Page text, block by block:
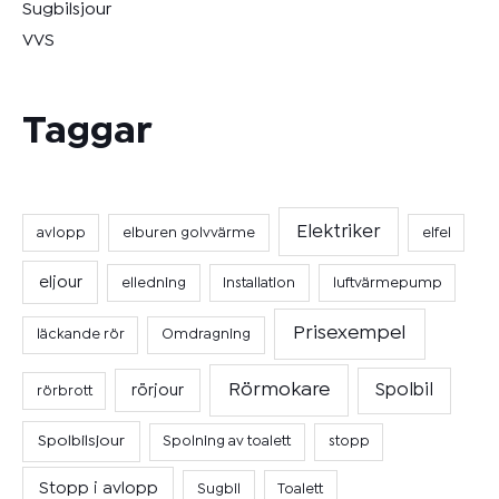
Sugbilsjour
VVS
Taggar
avlopp elburen golvvärme Elektriker elfel
eljour elledning Installation luftvärmepump
läckande rör Omdragning Prisexempel
rörbrott rörjour Rörmokare Spolbil
Spolbilsjour Spolning av toalett stopp
Stopp i avlopp Sugbil Toalett